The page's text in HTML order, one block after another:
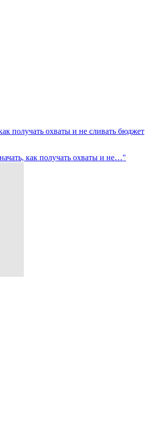
получать охваты и не сливать бюджет
как получать охваты и не…"